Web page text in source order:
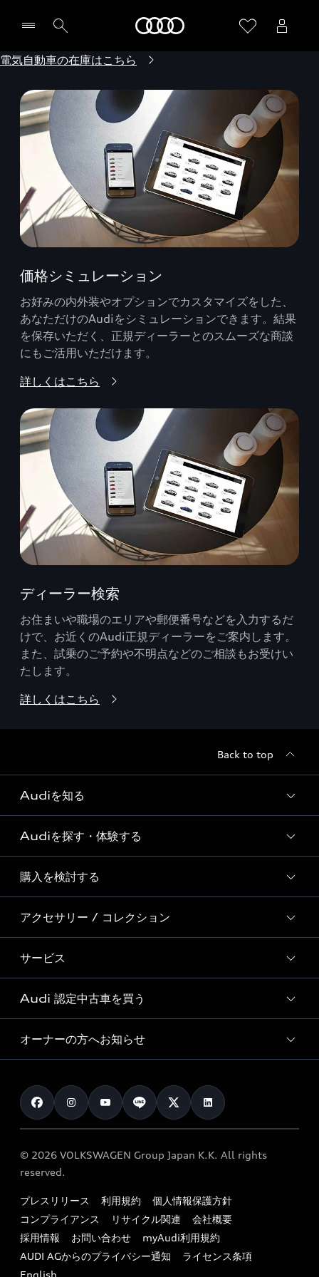
電気自動車の在庫はこちら
価格シミュレーション
お好みの内外装やオプションでカスタマイズをした、
あなただけのAudiをシミュレーションできます。結果
を保存いただく、正規ディーラーとのスムーズな商談
にもご活用いただけます。
詳しくはこちら
ディーラー検索
お住まいや職場のエリアや郵便番号などを入力するだ
けで、お近くのAudi正規ディーラーをご案内します。
また、試乗のご予約や不明点などのご相談もお受けい
たします。
詳しくはこちら
Back to top
Audiを知る
Audi ブランド
Story of Progress
Audi Sport
Formula 1®
デジタルサービス
Audiを探す・体験する
ディーラー検索
新車在庫検索
試乗車・展示車検索
見積り依頼
試乗予約
購入を検討する
モデル一覧
特別仕様モデル / 限定モデル
e-tronラインアップ
価格シミュレーション
車両比較
カタログ一覧
アクセサリー / コレクション
純正アクセサリー
オンラインショップ
Audi collection
アウディナビアプリ
サービス
サービス入庫予約
サービスプログラム
メンテナンス
車検 / 定期点検
e-tronアフターサポート
myAudi
Audi 認定中古車を買う
Audi認定中古車
クオリティ
保証
メンテナンス
ファイナンス
キャンペーン / イベント
買取査定
オーナーの方へお知らせ
お知らせ
オーナー様向けキャンペーン
特定整備適用車一覧
リサイクル法
よくある質問（FAQ）
© 2026 VOLKSWAGEN Group Japan K.K. All rights
reserved.
プレスリリース 利用規約
個人情報保護方針
コンプライアンス
リサイクル関連
会社概要
採用情報
お問い合わせ
myAudi利用規約
AUDI AGからのプライバシー通知
ライセンス条項
English